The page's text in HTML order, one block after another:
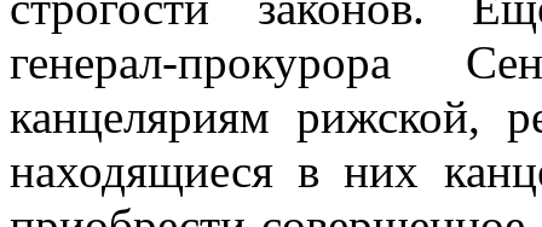
генерал-прокурора
канцеляриям рижской,
находящиеся в них